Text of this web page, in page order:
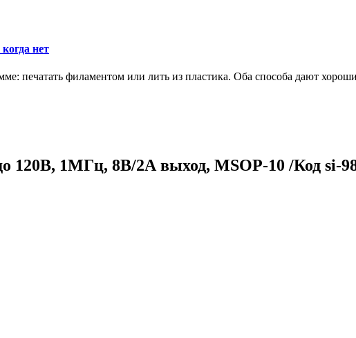
нет
печатать филаментом или лить из пластика. Оба способа дают
120В, 1МГц, 8В/2А выход, MSOP-10 /Код si-